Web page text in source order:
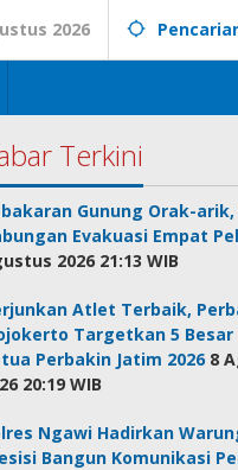
2026
Terkini
Gunung Orak-
Evakuasi Empat
2026 21:13 WIB
Atlet Terbaik,
Targetkan 5 Besar
Perbakin Jatim 2026 8
20:19 WIB
Ngawi Hadirkan
Bangun Komunikasi